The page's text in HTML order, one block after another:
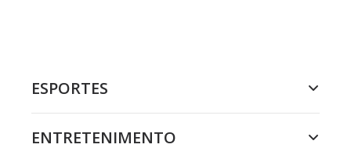
ESPORTES
ENTRETENIMENTO